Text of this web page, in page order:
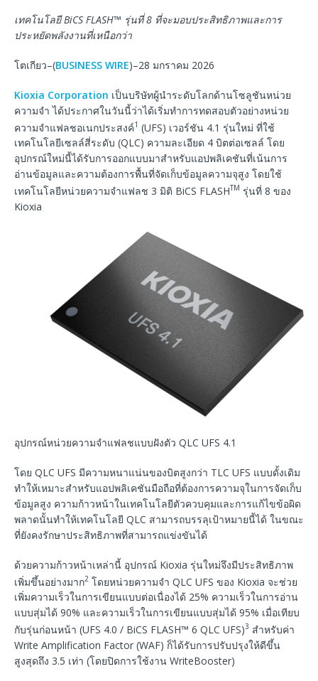
เทคโนโลยีBiCS FLASH™ รุ่นที่8 ที่จะมอบประสิทธิภาพและการ
ประหยัดพลังงานที่เหนือกว่า
โตเกียว–(BUSINESS WIRE)–28 มกราคม 2026
Kioxia Corporation เป็นบริษัทผู้นำระดับโลกด้านโซลูชันหน่วย
ความจำ ได้ประกาศในวันนี้ว่าได้เริ่มทำการทดสอบตัวอย่างหน่วย
ความจำแฟลชอเนกประสงค์1 (UFS) เวอร์ชัน 4.1 รุ่นใหม่ ที่ใช้
เทคโนโลยีเซลล์สี่ระดับ (QLC) ความละเอียด 4 บิตต่อเซลล์ โดย
อุปกรณ์ใหม่นี้ได้รับการออกแบบมาสำหรับแอปพลิเคชันที่เน้นการ
อ่านข้อมูลและความต้องการพื้นที่จัดเก็บข้อมูลความจุสูง โดยใช้
เทคโนโลยีหน่วยความจำแฟลช 3 มิติ BiCS FLASHTM รุ่นที่ 8 ของ
Kioxia
อุปกรณ์หน่วยความจำแฟลชแบบฝังตัว QLC UFS 4.1
โดย QLC UFS มีความหนาแน่นของบิตสูงกว่า TLC UFS แบบดั้งเดิม
ทำให้เหมาะสำหรับแอปพลิเคชันมือถือที่ต้องการความจุในการจัดเก็บ
ข้อมูลสูง ความก้าวหน้าในเทคโนโลยีตัวควบคุมและการแก้ไขข้อผิด
พลาดนั้นทำให้เทคโนโลยี QLC สามารถบรรลุเป้าหมายนี้ได้ ในขณะ
ที่ยังคงรักษาประสิทธิภาพที่สามารถแข่งขันได้
ด้วยความก้าวหน้าเหล่านี้ อุปกรณ์ Kioxia รุ่นใหม่จึงมีประสิทธิภาพ
เพิ่มขึ้นอย่างมาก2 โดยหน่วยความจำ QLC UFS ของ Kioxia จะช่วย
เพิ่มความเร็วในการเขียนแบบต่อเนื่องได้ 25% ความเร็วในการอ่าน
แบบสุ่มได้ 90% และความเร็วในการเขียนแบบสุ่มได้ 95% เมื่อเทียบ
กับรุ่นก่อนหน้า (UFS 4.0 / BiCS FLASH™ 6 QLC UFS)3 สำหรับค่า
Write Amplification Factor (WAF) ก็ได้รับการปรับปรุงให้ดีขึ้น
สูงสุดถึง 3.5 เท่า (โดยปิดการใช้งาน WriteBooster)